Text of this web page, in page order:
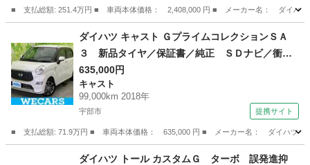
■ 支払総額: 251.4万円 ■ 車両本体価格： 2,408,000 円 ■ メーカー名： ダイハ
その他
ダイハツ キャスト ＧプライムコレクションＳＡ
３ 新品タイヤ／保証書／純正 ＳＤナビ／衝突
安全装置／シートヒーター／車線逸脱防止支援シ
ステム／ドライブレコーダー 純正／ヘッドラン
プ ＬＥＤ／Ｂｌｕｅｔｏｏｔｈ接続／ＥＴＣ／
635,000円
キャスト
99,000km 2018年
宇部市 提携サイト
■ 支払総額: 71.9万円 ■ 車両本体価格： 635,000 円 ■ メーカー名： ダイハツ ■
キャスト
ダイハツ トール カスタムＧ ターボ 誤発進抑